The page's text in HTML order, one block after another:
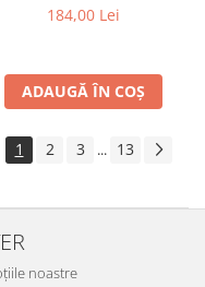
184,00 Lei
ADAUGĂ ÎN COȘ
1 2 3 ... 13
noastre